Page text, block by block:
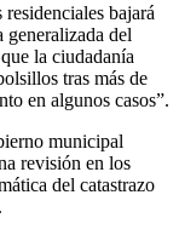
bajará
generalizada del
la ciudadanía
tras más de
en algunos casos”.
municipal
revisión en los
del catastrazo